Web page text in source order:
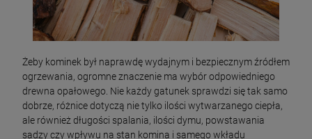
Żeby kominek był naprawdę wydajnym i bezpiecznym źródłem
ogrzewania, ogromne znaczenie ma wybór odpowiedniego
drewna opałowego. Nie każdy gatunek sprawdzi się tak samo
dobrze, różnice dotyczą nie tylko ilości wytwarzanego ciepła,
ale również długości spalania, ilości dymu, powstawania
sadzy czy wpływu na stan komina i samego wkładu